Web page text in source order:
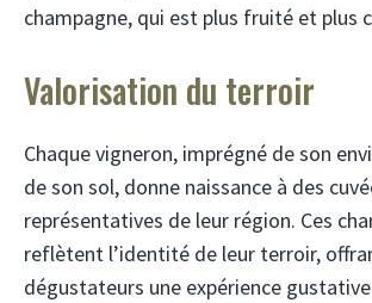
champagne, qui est plus fruité et plus
Valorisation du terroir
Chaque vigneron, imprégné de son
de son sol, donne naissance à des
représentatives de leur région. Ces
reflètent l’identité de leur terroir,
dégustateurs une expérience